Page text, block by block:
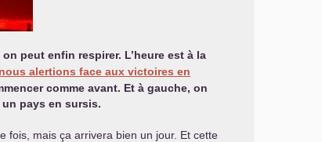
peut enfin respirer. L’heure est à la
nous alertions face aux victoires en
comme avant. Et à gauche, on
pays en sursis.
fois, mais ça arrivera bien un jour. Et cette